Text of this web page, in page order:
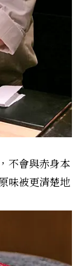
不會與赤身本
味被更清楚地